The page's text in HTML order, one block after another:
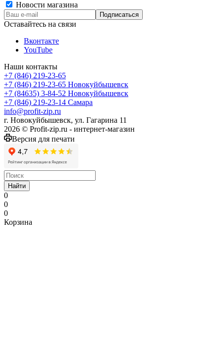
Новости магазина
Оставайтесь на связи
Вконтакте
YouTube
Наши контакты
+7 (846) 219-23-65
+7 (846) 219-23-65 Новокуйбышевск
+7 (84635) 3-84-52 Новокуйбышевск
+7 (846) 219-23-14 Самара
info@profit-zip.ru
г. Новокуйбышевск, ул. Гагарина 11
2026 © Profit-zip.ru - интернет-магазин
Версия для печати
Найти
0
0
0
Корзина